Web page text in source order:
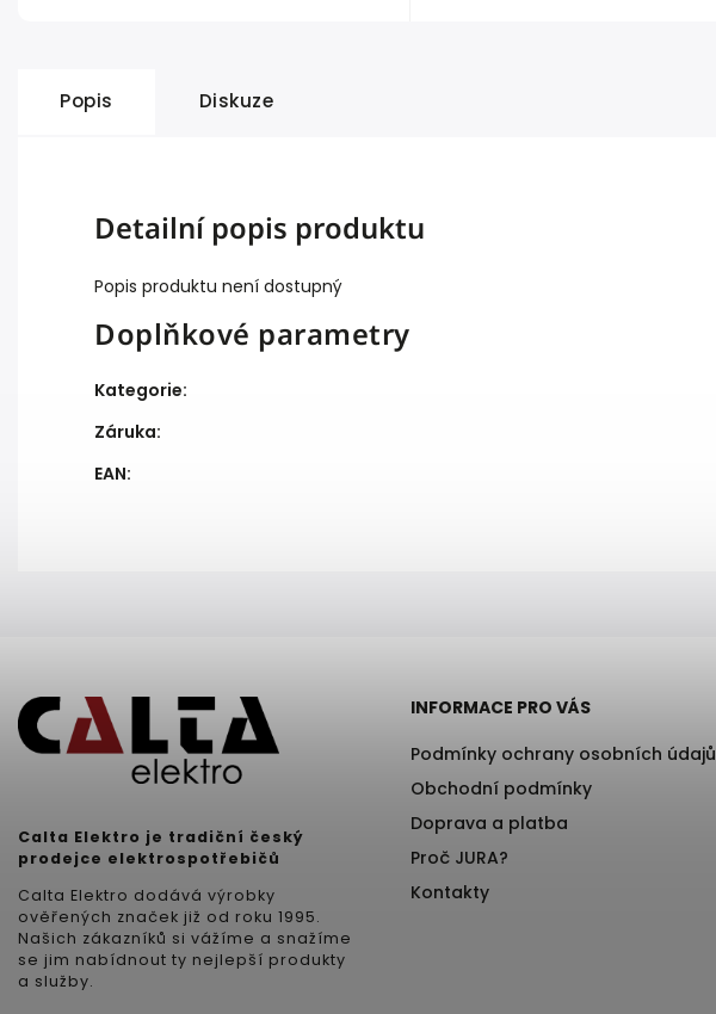
Popis Diskuze
Detailní popis produktu
Popis produktu není dostupný
Doplňkové parametry
Kategorie:
Záruka:
EAN:
Calta Elektro je tradiční český
prodejce elektrospotřebičů
Calta Elektro dodává výrobky
ověřených značek již od roku 1995.
Našich zákazníků si vážíme a snažíme
se jim nabídnout ty nejlepší produkty
a služby.
INFORMACE PRO VÁS
Podmínky ochrany osobních údajů
Obchodní podmínky
Doprava a platba
Proč JURA?
Kontakty